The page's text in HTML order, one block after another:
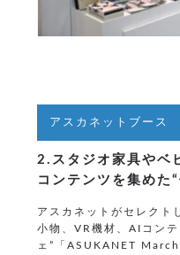
アスカネットブース
2.スタジオ家具やベ
コンテンツを集めた
アスカネットがセレクト
小物、VR機材、AIコン
ェ”「ASUKANET